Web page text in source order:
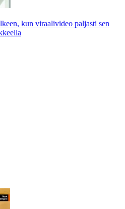
kun viraalivideo paljasti sen